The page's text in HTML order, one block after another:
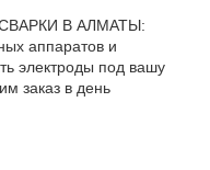
В АЛМАТЫ:
аппаратов и
электроды под вашу
заказ в день